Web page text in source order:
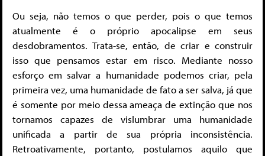
Ou seja, não temos o que perder, pois o que temos
atualmente é o próprio apocalipse em seus
desdobramentos. Trata-se, então, de criar e construir
isso que pensamos estar em risco. Mediante nosso
esforço em salvar a humanidade podemos criar, pela
primeira vez, uma humanidade de fato a ser salva, já que
é somente por meio dessa ameaça de extinção que nos
tornamos capazes de vislumbrar uma humanidade
unificada a partir de sua própria inconsistência.
Retroativamente, portanto, postulamos aquilo que